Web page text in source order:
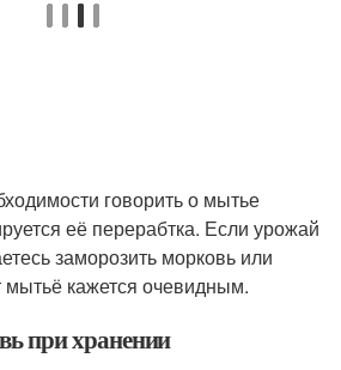
говорить о мытье
её перерабтка. Если урожай
заморозить морковь или
мытьё кажется очевидным.
при хранении